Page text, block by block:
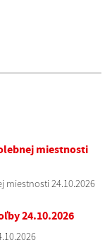
miestnosti
miestnosti 24.10.2026
24.10.2026